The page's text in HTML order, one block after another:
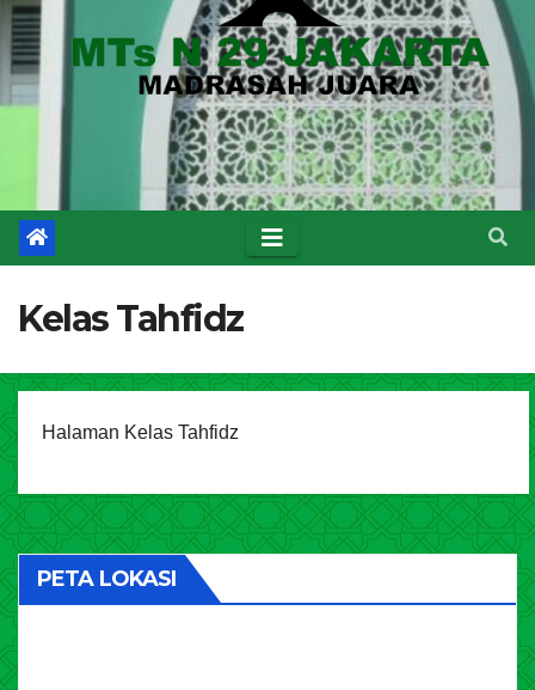
Kelas Tahfidz
Halaman Kelas Tahfidz
PETA LOKASI